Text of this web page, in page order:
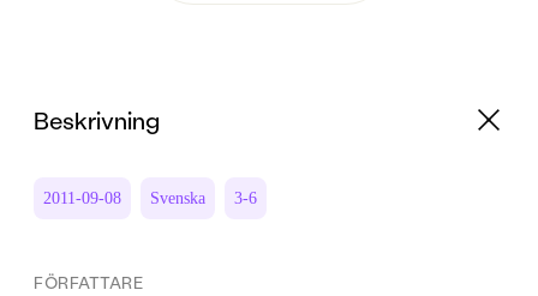
Beskrivning
2011-09-08 Svenska 3-6
FÖRFATTARE